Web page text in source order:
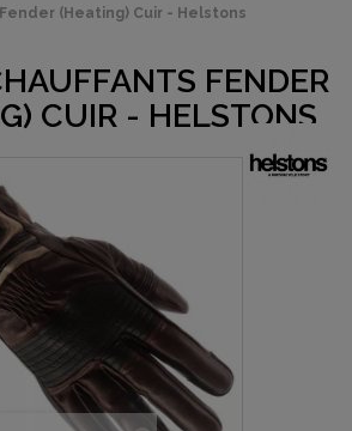
(Heating) Cuir - Helstons
FENDER
CUIR - HELSTONS